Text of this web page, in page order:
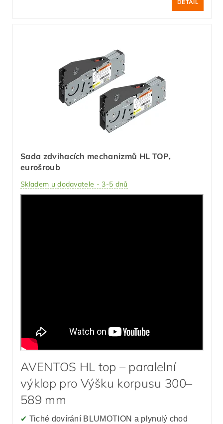
DETAIL
Sada zdvihacích mechanizmů HL TOP,
eurošroub
Skladem u dodavatele - 3-5 dnů
AVENTOS HL top – paralelní
výklop pro Výšku korpusu 300–
589 mm
✔ Tiché dovírání BLUMOTION a plynulý chod